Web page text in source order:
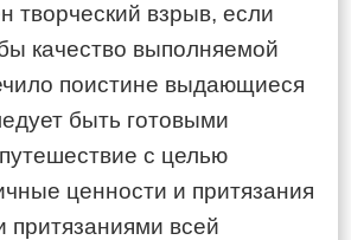
творческий взрыв, если
качество выполняемой
поистине выдающиеся
быть готовыми
с целью
ценности и притязания
притязаниями всей